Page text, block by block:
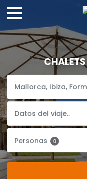
Personas 0